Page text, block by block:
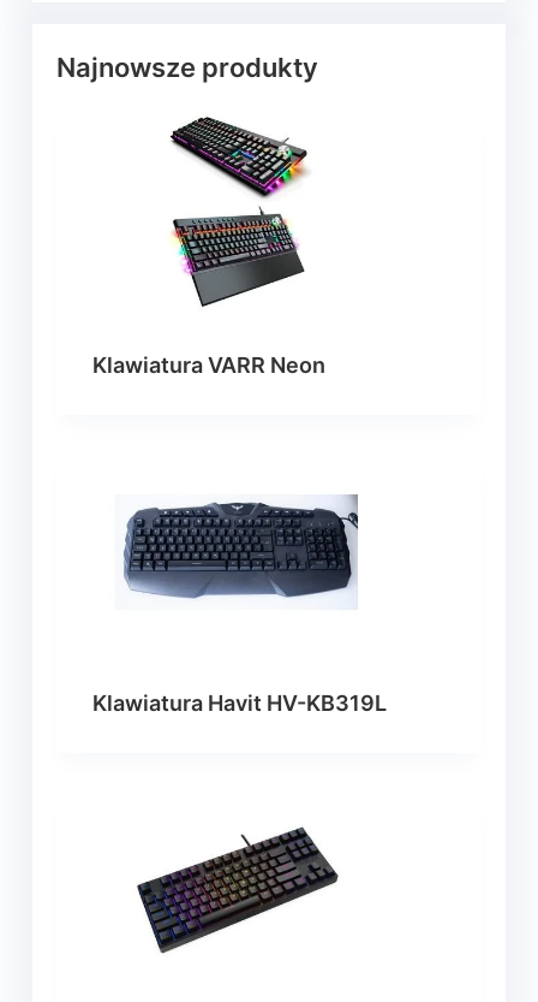
Najnowsze produkty
Klawiatura VARR Neon
Klawiatura Havit HV-KB319L